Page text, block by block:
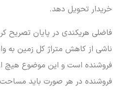
خریدار تحویل دهد.
فاضلی هریکندی در پایان تصریح
ناشی از کاهش متراژ کل زمین به
فروشنده است و این موضوع هیچ
فروشنده در هر صورت باید مساحت